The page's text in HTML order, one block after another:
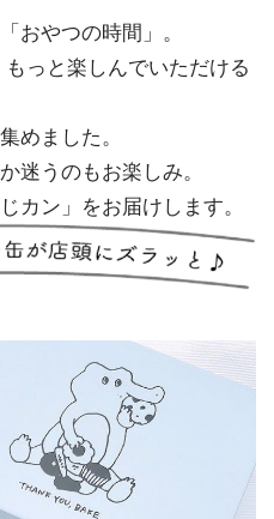
おやつの時間」。
っと楽しんでいただける
めました。
迷うのもお楽しみ。
カン」をお届けします。